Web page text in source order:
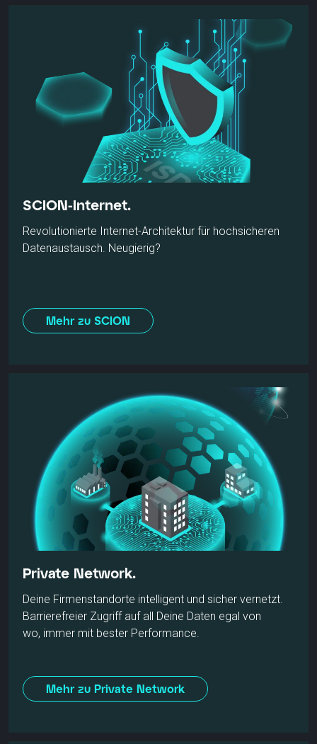
SCION-Internet.
Revolutionierte Internet-Architektur für hochsicheren
Datenaustausch. Neugierig?
Mehr zu SCION
Private Network.
Deine Firmenstandorte intelligent und sicher vernetzt.
Barrierefreier Zugriff auf all Deine Daten egal von
wo, immer mit bester Performance.
Mehr zu Private Network